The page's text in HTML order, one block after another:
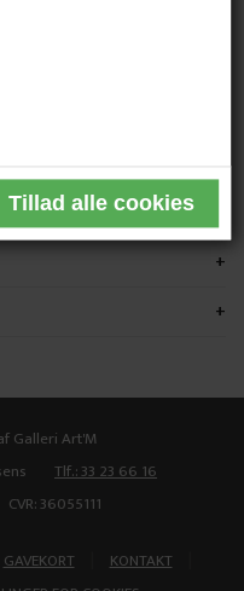
Galleri Art'M
Tlf.: 33 23 66 16
CVR: 36055111
GAVEKORT KONTAKT